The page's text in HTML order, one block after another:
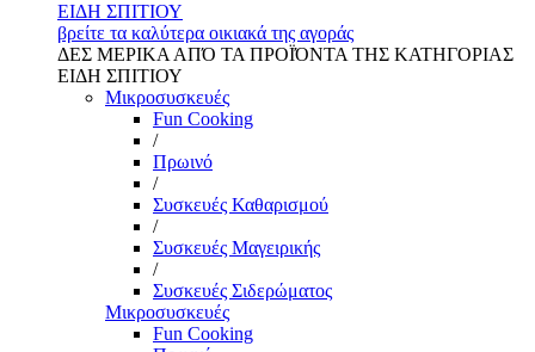
ΕΙΔΗ ΣΠΙΤΙΟΥ
βρείτε τα καλύτερα οικιακά της αγοράς
ΔΕΣ ΜΕΡΙΚΑ ΑΠΌ ΤΑ ΠΡΟΪΌΝΤΑ ΤΗΣ ΚΑΤΗΓΟΡΙΑΣ
ΕΙΔΗ ΣΠΙΤΙΟΥ
Μικροσυσκευές
Fun Cooking
/
Πρωινό
/
Συσκευές Καθαρισμού
/
Συσκευές Μαγειρικής
/
Συσκευές Σιδερώματος
Μικροσυσκευές
Fun Cooking